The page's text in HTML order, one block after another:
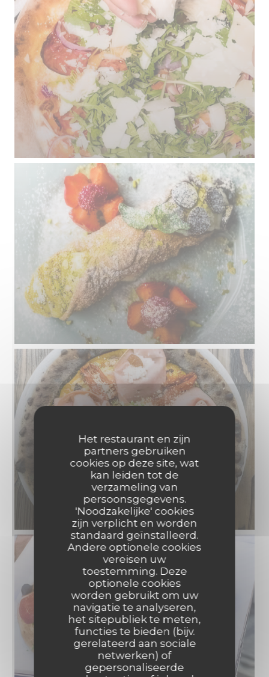
Het restaurant en zijn
partners gebruiken
cookies op deze site, wat
kan leiden tot de
verzameling van
persoonsgegevens.
'Noodzakelijke' cookies
zijn verplicht en worden
standaard geïnstalleerd.
Andere optionele cookies
vereisen uw
toestemming. Deze
optionele cookies
worden gebruikt om uw
navigatie te analyseren,
het sitepubliek te meten,
functies te bieden (bijv.
gerelateerd aan sociale
netwerken) of
gepersonaliseerde